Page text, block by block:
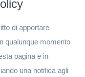
di apportare
qualunque momento
pagina e in
una notifica agli